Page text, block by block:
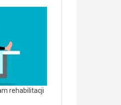
rehabilitacji